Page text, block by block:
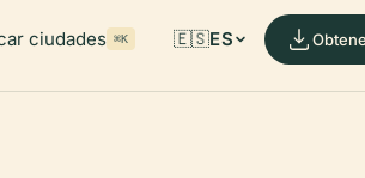
ciudades ⌘K 🇪🇸ES